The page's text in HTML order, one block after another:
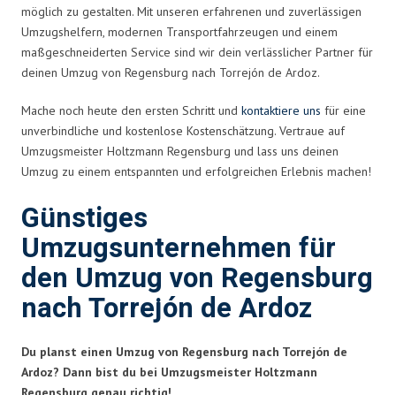
möglich zu gestalten. Mit unseren erfahrenen und zuverlässigen
Umzugshelfern, modernen Transportfahrzeugen und einem
maßgeschneiderten Service sind wir dein verlässlicher Partner für
deinen Umzug von Regensburg nach Torrejón de Ardoz.
Mache noch heute den ersten Schritt und kontaktiere uns für eine
unverbindliche und kostenlose Kostenschätzung. Vertraue auf
Umzugsmeister Holtzmann Regensburg und lass uns deinen
Umzug zu einem entspannten und erfolgreichen Erlebnis machen!
Günstiges
Umzugsunternehmen für
den Umzug von Regensburg
nach Torrejón de Ardoz
Du planst einen Umzug von Regensburg nach Torrejón de
Ardoz? Dann bist du bei Umzugsmeister Holtzmann